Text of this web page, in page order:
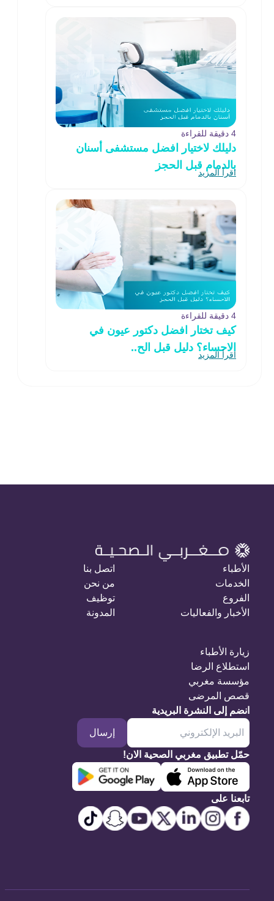
4 دقيقة للقراءة
دليلك لاختيار افضل مستشفى أسنان
بالدمام قبل الحجز
اقرأ المزيد
4 دقيقة للقراءة
كيف تختار افضل دكتور عيون في
الاحساء؟ دليل قبل الح..
اقرأ المزيد
الأطباء
الخدمات
الفروع
الأخبار والفعاليات
اتصل بنا
من نحن
توظيف
المدونة
زيارة الأطباء
استطلاع الرضا
مؤسسة مغربي
قصص المرضى
انضم إلى النشرة البريدية
إرسال
حمّل تطبيق مغربي الصحية الان!
تابعنا على